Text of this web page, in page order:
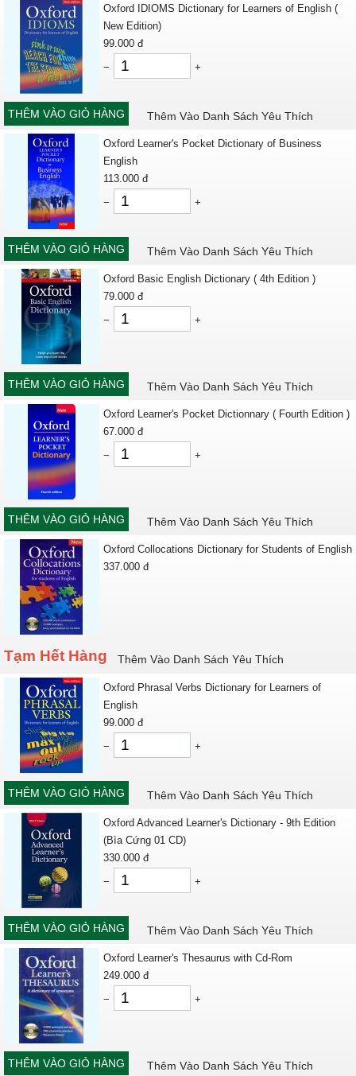
Oxford IDIOMS Dictionary for Learners of English (
New Edition)
99.000 đ
−
+
THÊM VÀO GIỎ HÀNG Thêm Vào Danh Sách Yêu Thích
Oxford Learner's Pocket Dictionary of Business
English
113.000 đ
−
+
THÊM VÀO GIỎ HÀNG Thêm Vào Danh Sách Yêu Thích
Oxford Basic English Dictionary ( 4th Edition )
79.000 đ
−
+
THÊM VÀO GIỎ HÀNG Thêm Vào Danh Sách Yêu Thích
Oxford Learner's Pocket Dictionnary ( Fourth Edition )
67.000 đ
−
+
THÊM VÀO GIỎ HÀNG Thêm Vào Danh Sách Yêu Thích
Oxford Collocations Dictionary for Students of English
337.000 đ
Tạm Hết Hàng Thêm Vào Danh Sách Yêu Thích
Oxford Phrasal Verbs Dictionary for Learners of
English
99.000 đ
−
+
THÊM VÀO GIỎ HÀNG Thêm Vào Danh Sách Yêu Thích
Oxford Advanced Learner's Dictionary - 9th Edition
(Bìa Cứng 01 CD)
330.000 đ
−
+
THÊM VÀO GIỎ HÀNG Thêm Vào Danh Sách Yêu Thích
Oxford Learner's Thesaurus with Cd-Rom
249.000 đ
−
+
THÊM VÀO GIỎ HÀNG Thêm Vào Danh Sách Yêu Thích